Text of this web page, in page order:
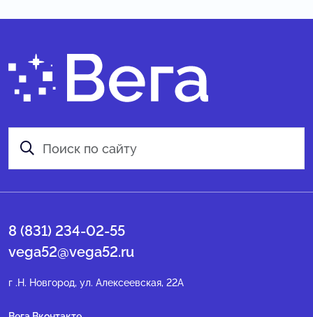
8 (831) 234-02-55
vega52@vega52.ru
г .Н. Новгород, ул. Алексеевская, 22А